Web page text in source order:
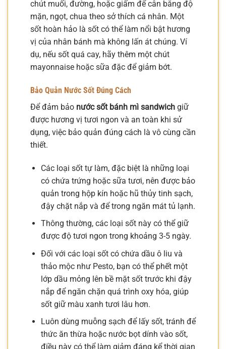
chút muối, đường, hoặc giấm để cân bằng độ
mặn, ngọt, chua theo sở thích cá nhân. Một
sốt hoàn hảo là sốt có thể làm nổi bật hương
vị của nhân bánh mà không lấn át chúng. Ví
dụ, nếu sốt quá cay, hãy thêm một chút
mayonnaise hoặc sữa đặc để giảm bớt.
Bảo Quản Nước Sốt Đúng Cách
Để đảm bảo nước sốt bánh mì sandwich giữ
được hương vị tươi ngon và an toàn khi sử
dụng, việc bảo quản đúng cách là vô cùng cần
thiết.
Các loại sốt tự làm, đặc biệt là những loại
có chứa trứng hoặc sữa tươi, nên được bảo
quản trong hộp kín hoặc hũ thủy tinh sạch,
đậy chặt nắp và để trong ngăn mát tủ lạnh.
Thông thường, các loại sốt này có thể giữ
được độ tươi ngon trong khoảng 3-5 ngày.
Đối với các loại sốt có chứa dầu ô liu và
thảo mộc như Pesto, bạn có thể phết một
lớp dầu mỏng lên bề mặt sốt trước khi đậy
nắp để ngăn chặn quá trình oxy hóa, giúp
sốt giữ màu xanh tươi lâu hơn.
Luôn dùng muỗng sạch để lấy sốt, tránh để
thức ăn thừa hoặc nước bọt dính vào sốt,
điều này có thể làm giảm đáng kể thời gian